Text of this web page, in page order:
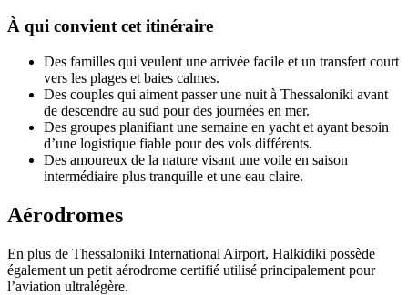
À qui convient cet itinéraire
Des familles qui veulent une arrivée facile et un transfert court
vers les plages et baies calmes.
Des couples qui aiment passer une nuit à Thessaloniki avant
de descendre au sud pour des journées en mer.
Des groupes planifiant une semaine en yacht et ayant besoin
d’une logistique fiable pour des vols différents.
Des amoureux de la nature visant une voile en saison
intermédiaire plus tranquille et une eau claire.
Aérodromes
En plus de Thessaloniki International Airport, Halkidiki possède
également un petit aérodrome certifié utilisé principalement pour
l’aviation ultralégère.